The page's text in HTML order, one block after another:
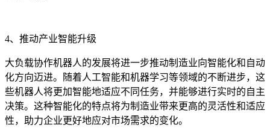
4、推动产业智能升级
大负载协作机器人的发展将进一步推动制造业向智能化和自动
化方向迈进。随着人工智能和机器学习等领域的不断进步，这
些机器人将更加智能地适应不同任务，并能够进行实时的自主
决策。这种智能化的特点将为制造业带来更高的灵活性和适应
性，助力企业更好地应对市场需求的变化。